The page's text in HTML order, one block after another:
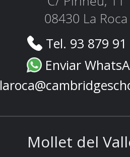
08430 La Roca
Tel. 93 879
Enviar
Mollet del